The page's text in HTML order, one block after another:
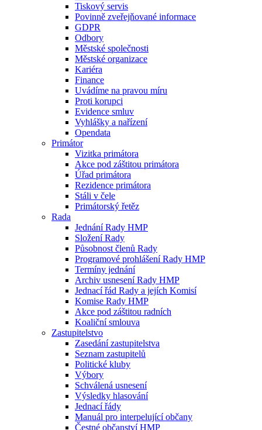
Tiskový servis
Povinně zveřejňované informace
GDPR
Odbory
Městské společnosti
Městské organizace
Kariéra
Finance
Uvádíme na pravou míru
Proti korupci
Evidence smluv
Vyhlášky a nařízení
Opendata
Primátor
Vizitka primátora
Akce pod záštitou primátora
Úřad primátora
Rezidence primátora
Stáli v čele
Primátorský řetěz
Rada
Jednání Rady HMP
Složení Rady
Působnost členů Rady
Programové prohlášení Rady HMP
Termíny jednání
Archiv usnesení Rady HMP
Jednací řád Rady a jejích Komisí
Komise Rady HMP
Akce pod záštitou radních
Koaliční smlouva
Zastupitelstvo
Zasedání zastupitelstva
Seznam zastupitelů
Politické kluby
Výbory
Schválená usnesení
Výsledky hlasování
Jednací řády
Manuál pro interpelující občany
Čestné občanství HMP